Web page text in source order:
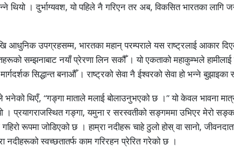
थियो । दुर्भाग्यवश, यो पहिले नै गरिएन तर अब, विकसित भारतका लागि
आधुनिक उपग्रहसम्म, भारतका महान् परम्पराले यस राष्ट्रलाई आकार
सम्झनाबाट नयाँ प्रेरणा लिन सकौँ । यो एकताको महाकुम्भले
सिद्धान्त बनाऔँ । राष्ट्रको सेवा नै ईश्वरको सेवा हो भन्ने बुझाइका
भनेको थिएँ, “गङ्गा माताले मलाई बोलाउनुभएको छ ।” यो केवल भावना
। प्रयागराजस्थित गङ्गा, यमुना र सरस्वतीको सङ्गममा उभिएर मेरो
रूपमा जोडिएको छ । हाम्रा नदीहरू चाहे ठुलो होस् वा सानो,
नदीहरूको स्वच्छतातर्फ काम गरिरहन प्रेरित गरेको छ ।